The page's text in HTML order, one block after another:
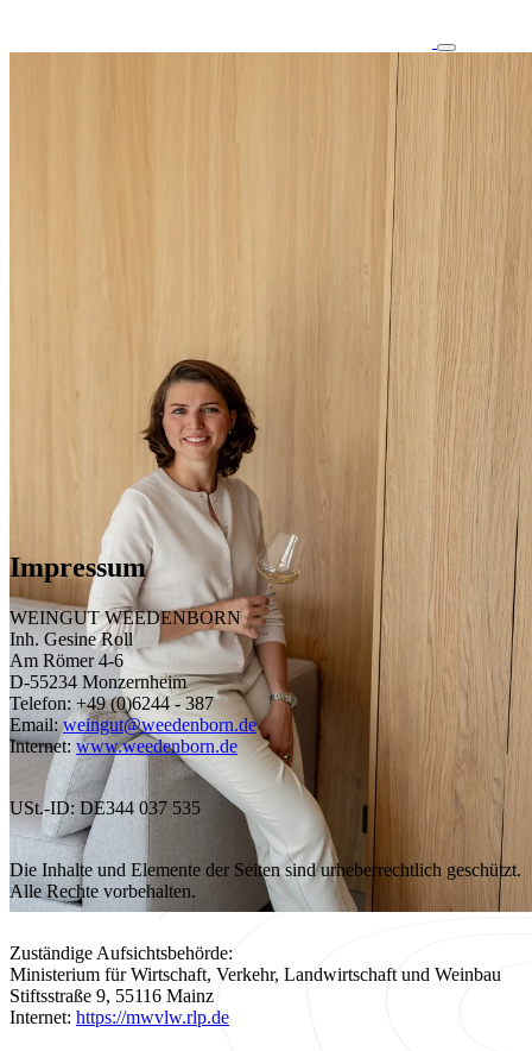
Impressum
WEINGUT WEEDENBORN
Inh. Gesine Roll
Am Römer 4-6
D-55234 Monzernheim
Telefon: +49 (0)6244 - 387
Email:weingut@weedenborn.de
Internet: www.weedenborn.de
USt.-ID: DE344 037 535
Die Inhalte und Elemente der Seiten sind urheberrechtlich geschützt.
Alle Rechte vorbehalten.
Zuständige Aufsichtsbehörde:
Ministerium für Wirtschaft, Verkehr, Landwirtschaft und Weinbau
Stiftsstraße 9, 55116 Mainz
Internet: https://mwvlw.rlp.de